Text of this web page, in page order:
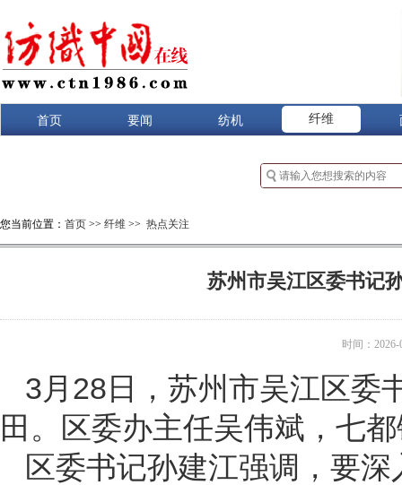
首页 要闻 纺机 纤维
您当前位置： 首页 >> 纤维 >> 热点关注
苏州市吴江区委书记
时间：2026-
3月28日，苏州市吴江区委
田。区委办主任吴伟斌，七
区委书记孙建江强调，要